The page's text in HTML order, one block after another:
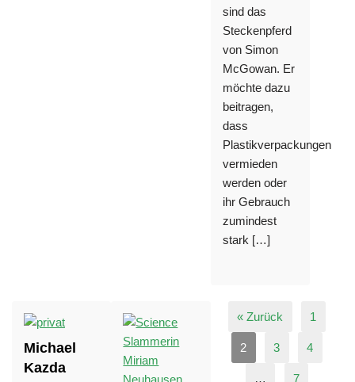
sind das
Steckenpferd
von Simon
McGowan. Er
möchte dazu
beitragen,
dass
Plastikverpackungen
vermieden
werden oder
ihr Gebrauch
zumindest
stark […]
Michael
Kazda
« Zurück 1
2 3 4
… 7